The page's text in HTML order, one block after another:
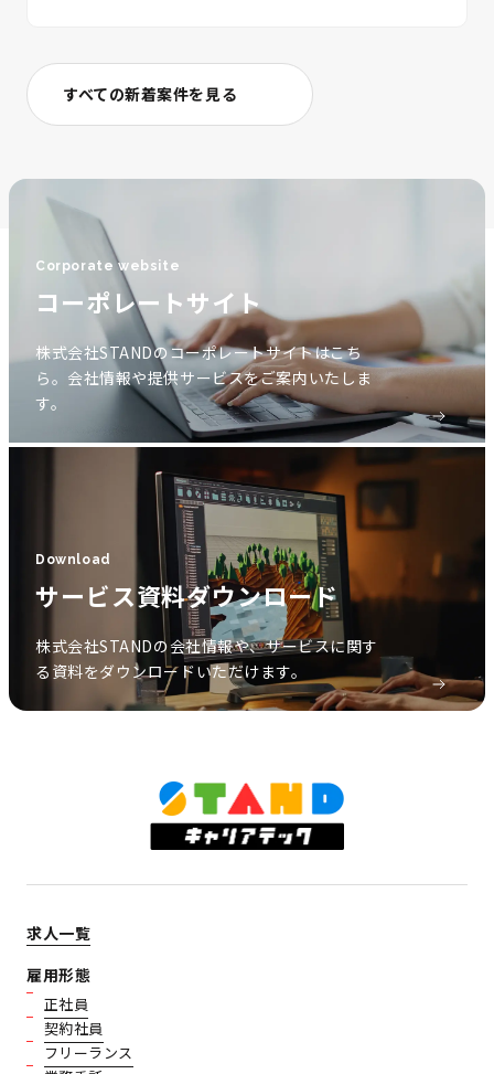
すべての新着案件を見る
Corporate website
コーポレートサイト
株式会社STANDのコーポレートサイトはこち
ら。会社情報や提供サービスをご案内いたしま
す。
Download
サービス資料ダウンロード
株式会社STANDの会社情報や、サービスに関す
る資料をダウンロードいただけます。
求人一覧
雇用形態
正社員
契約社員
フリーランス